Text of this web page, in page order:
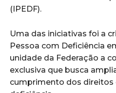
(IPEDF).
Uma das iniciativas foi a
Pessoa com Deficiência
unidade da Federação a
exclusiva que busca
cumprimento dos direitos